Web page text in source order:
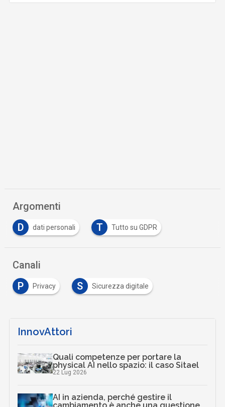
Argomenti
D
dati personali T Tutto su GDPR
Canali
P
Privacy S Sicurezza digitale
InnovAttori
Quali competenze per portare la
physical AI nello spazio: il caso Sitael
22 Lug 2026
AI in azienda, perché gestire il
cambiamento è anche una questione